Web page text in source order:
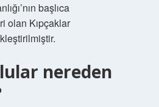
başlıca
olan Kıpçaklar
nereden